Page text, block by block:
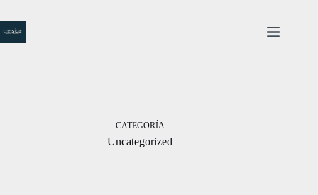
contenido
CATEGORÍA
Uncategorized